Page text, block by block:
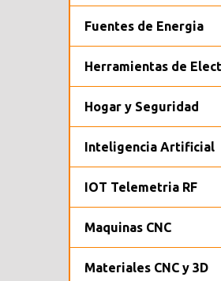
Fuentes de Energia
Herramientas de
Hogar y Seguridad
Inteligencia Artificial
IOT Telemetria RF
Maquinas CNC
Materiales CNC y 3D